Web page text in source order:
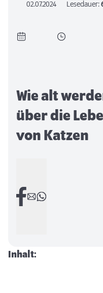
02.07.2024 Lesedauer:
Wie alt
über die
von Katzen
Inhalt: